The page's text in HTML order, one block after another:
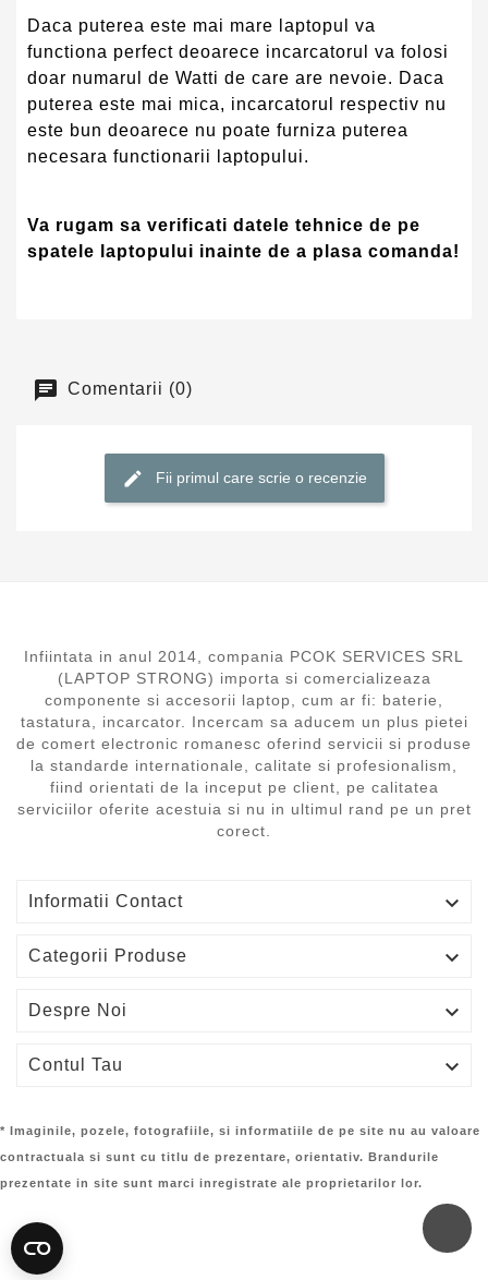
Daca puterea este mai mare laptopul va
functiona perfect deoarece incarcatorul va folosi
doar numarul de Watti de care are nevoie. Daca
puterea este mai mica, incarcatorul respectiv nu
este bun deoarece nu poate furniza puterea
necesara functionarii laptopului.
Va rugam sa verificati datele tehnice de pe
spatele laptopului inainte de a plasa comanda!
Comentarii (0)
Fii primul care scrie o recenzie
Infiintata in anul 2014, compania PCOK SERVICES SRL
(LAPTOP STRONG) importa si comercializeaza
componente si accesorii laptop, cum ar fi: baterie,
tastatura, incarcator. Incercam sa aducem un plus pietei
de comert electronic romanesc oferind servicii si produse
la standarde internationale, calitate si profesionalism,
fiind orientati de la inceput pe client, pe calitatea
serviciilor oferite acestuia si nu in ultimul rand pe un pret
corect.
Informatii Contact 
Categorii Produse 
Despre Noi 
Contul Tau 
* Imaginile, pozele, fotografiile, si informatiile de pe site nu au valoare
contractuala si sunt cu titlu de prezentare, orientativ. Brandurile
prezentate in site sunt marci inregistrate ale proprietarilor lor.